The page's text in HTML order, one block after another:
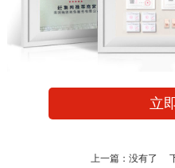
立
上一篇：没有了